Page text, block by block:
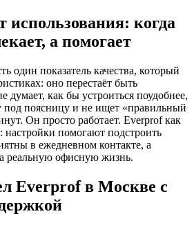
использования: когда
а помогает
один показатель качества, который
оно перестаёт быть
думает, как бы устроиться поудобнее,
под поясницу и не ищет «правильный
Он просто работает. Everprof как
настройки помогают подстроить
в ежедневном контакте, а
реальную офисную жизнь.
Everprof в Москве с